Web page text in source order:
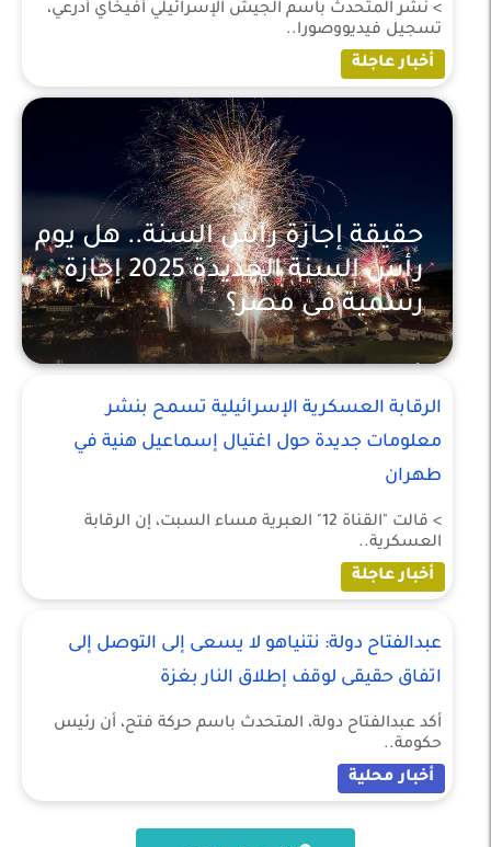
> نشر المتحدث باسم الجيش الإسرائيلي أفيخاي أدرعي،
تسجيل فيديووصورا..
أخبار عاجلة
أخبار عاجلة
حقيقة إجازة رأس السنة.. هل يوم
رأس السنة الجديدة 2025 إجازة
رسمية فى مصر؟
الرقابة العسكرية الإسرائيلية تسمح بنشر
معلومات جديدة حول اغتيال إسماعيل هنية في
طهران
> قالت "القناة 12" العبرية مساء السبت، إن الرقابة
العسكرية..
أخبار عاجلة
عبدالفتاح دولة: نتنياهو لا يسعى إلى التوصل إلى
اتفاق حقيقى لوقف إطلاق النار بغزة
أكد عبدالفتاح دولة، المتحدث باسم حركة فتح، أن رئيس
حكومة..
أخبار محلية